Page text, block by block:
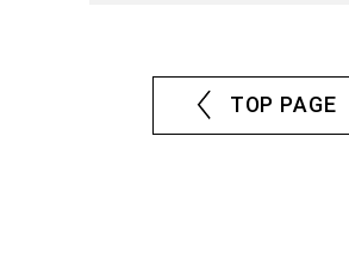
TOP PAGE